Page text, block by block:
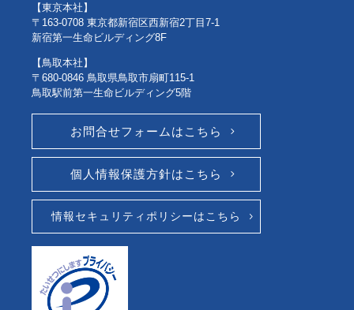
【東京本社】
〒163-0708 東京都新宿区西新宿2丁目7-1
新宿第一生命ビルディング8F
【鳥取本社】
〒680-0846 鳥取県鳥取市扇町115-1
鳥取駅前第一生命ビルディング5階
お問合せフォームはこちら
個人情報保護方針はこちら
情報セキュリティポリシーはこちら